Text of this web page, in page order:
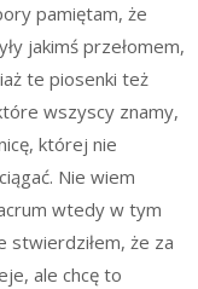
pamiętam, że
jakimś przełomem,
te piosenki też
wszyscy znamy,
której nie
Nie wiem
wtedy w tym
stwierdziłem, że za
ale chcę to